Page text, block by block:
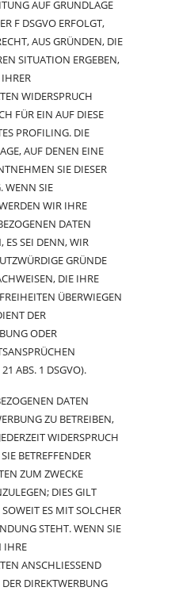
AUF GRUNDLAGE
F DSGVO ERFOLGT,
AUS GRÜNDEN, DIE
SITUATION ERGEBEN,
WIDERSPRUCH
FÜR EIN AUF DIESE
PROFILING. DIE
AUF DENEN EINE
SIE DIESER
WENN SIE
WIR IHRE
DATEN
ES SEI DENN, WIR
GRÜNDE
DIE IHRE
ÜBERWIEGEN
DER
ODER
ABS. 1 DSGVO).
DATEN
ZU BETREIBEN,
WIDERSPRUCH
BETREFFENDER
ZUM ZWECKE
DIES GILT
ES MIT SOLCHER
STEHT. WENN SIE
IHRE
ANSCHLIESSEND
DIREKTWERBUNG